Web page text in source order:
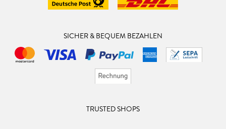
SICHER & BEQUEM BEZAHLEN
TRUSTED SHOPS